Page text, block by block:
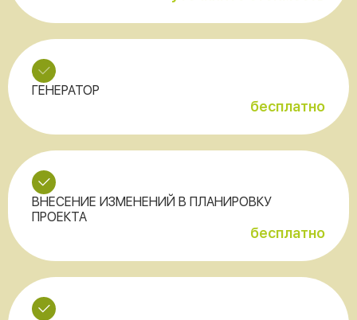
ГЕНЕРАТОР
бесплатно
ВНЕСЕНИЕ ИЗМЕНЕНИЙ В ПЛАНИРОВКУ
ПРОЕКТА
бесплатно